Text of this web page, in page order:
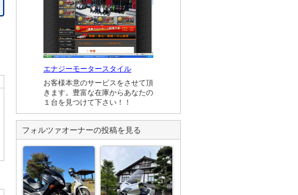
エナジーモータースタイル
お客様本意のサービスをさせて頂
きます。豊富な在庫からあなたの
１台を見つけて下さい！！
フォルツァオーナーの投稿を見る